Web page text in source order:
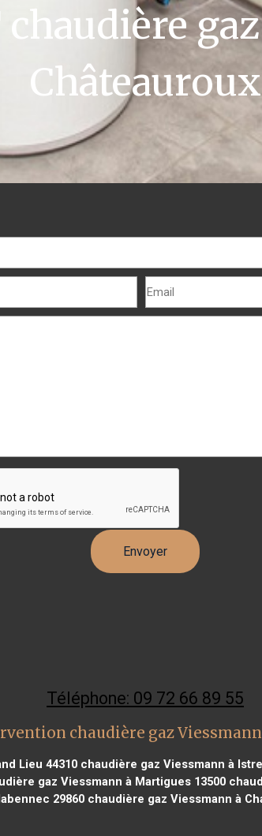
chaudière
Châteauroux
Téléphone: 09 72 66 89 55
chaudière gaz
Lieu 44310 chaudière gaz Viessmann à
gaz Viessmann à Martigues 13500
29860chaudière gaz Viessmann à